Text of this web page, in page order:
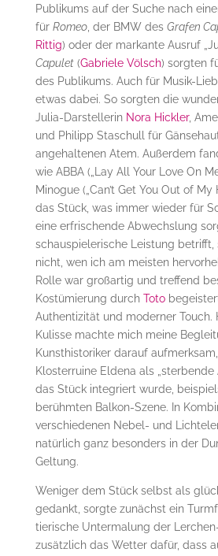
Publikums auf der Suche nach
für Romeo, der BMW des Grafen
Rittig) oder der markante Ausruf
Capulet(Gabriele Völsch) sorgten
des Publikums. Auch für Musik-
etwas dabei. So sorgten die
Julia-Darstellerin Nora Hickler,
und Philipp Staschull für
angehaltenen Atem. Außerdem
wie ABBA („Lay All Your Love On
Minogue („Can’t Get You Out of My
das Stück, was immer wieder für
eine erfrischende Abwechslung
schauspielerische Leistung betrifft,
nicht, wen ich am meisten
Rolle war großartig und treffend
Kostümierung durch Toto
Authentizität und moderner Touch.
Kulisse machte mich meine
Kunsthistoriker darauf
Klosterruine Eldena als „sterbende
das Stück integriert wurde,
berühmten Balkon-Szene. In
verschiedenen Nebel- und
natürlich ganz besonders in der
Geltung.
Weniger dem Stück selbst als
gedankt, sorgte zunächst ein
tierische Untermalung der
zusätzlich das Wetter dafür, dass